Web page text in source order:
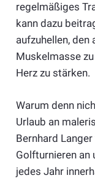
regelmäßiges
kann dazu
aufzuhellen,
Muskelmasse
Herz zu stärken.
Warum denn
Urlaub an
Bernhard
Golfturnieren an
jedes Jahr